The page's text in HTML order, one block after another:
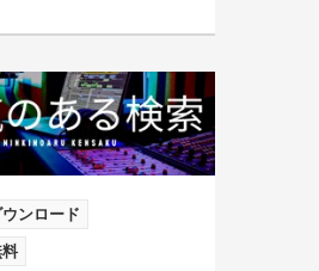
ンロード